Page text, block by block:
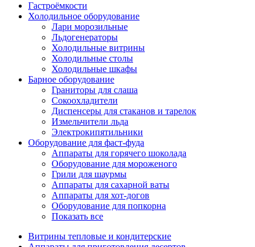
Гастроёмкости
Холодильное оборудование
Лари морозильные
Льдогенераторы
Холодильные витрины
Холодильные столы
Холодильные шкафы
Барное оборудование
Граниторы для слаша
Сокоохладители
Диспенсеры для стаканов и тарелок
Измельчители льда
Электрокипятильники
Оборудование для фаст-фуда
Аппараты для горячего шоколада
Оборудование для мороженого
Грили для шаурмы
Аппараты для сахарной ваты
Аппараты для хот-догов
Оборудование для попкорна
Показать все
Витрины тепловые и кондитерские